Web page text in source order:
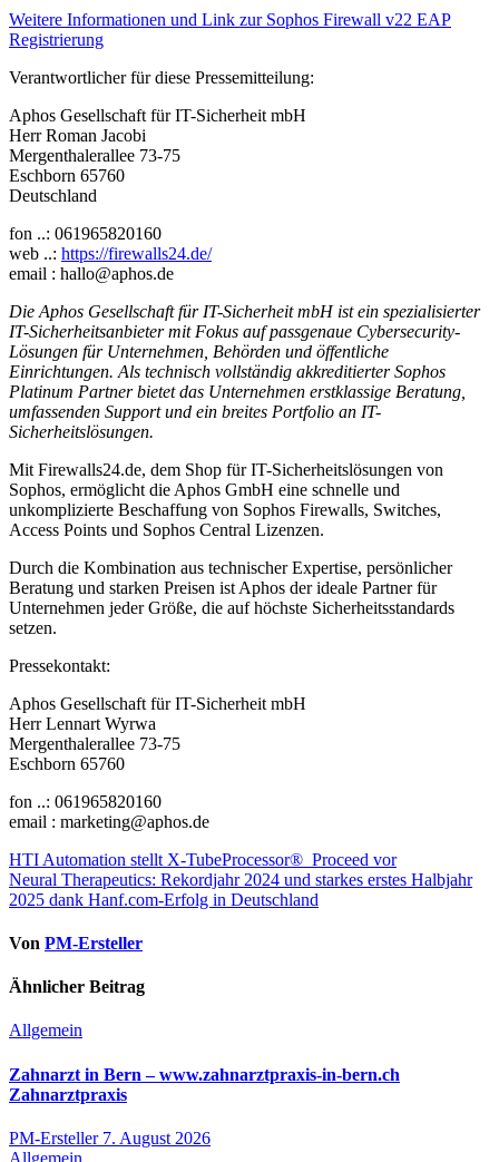
Weitere Informationen und Link zur Sophos Firewall v22 EAP
Registrierung
Verantwortlicher für diese Pressemitteilung:
Aphos Gesellschaft für IT-Sicherheit mbH
Herr Roman Jacobi
Mergenthalerallee 73-75
Eschborn 65760
Deutschland
fon ..: 061965820160
web ..: https://firewalls24.de/
email : hallo@aphos.de
Die Aphos Gesellschaft für IT-Sicherheit mbH ist ein spezialisierter
IT-Sicherheitsanbieter mit Fokus auf passgenaue Cybersecurity-
Lösungen für Unternehmen, Behörden und öffentliche
Einrichtungen. Als technisch vollständig akkreditierter Sophos
Platinum Partner bietet das Unternehmen erstklassige Beratung,
umfassenden Support und ein breites Portfolio an IT-
Sicherheitslösungen.
Mit Firewalls24.de, dem Shop für IT-Sicherheitslösungen von
Sophos, ermöglicht die Aphos GmbH eine schnelle und
unkomplizierte Beschaffung von Sophos Firewalls, Switches,
Access Points und Sophos Central Lizenzen.
Durch die Kombination aus technischer Expertise, persönlicher
Beratung und starken Preisen ist Aphos der ideale Partner für
Unternehmen jeder Größe, die auf höchste Sicherheitsstandards
setzen.
Pressekontakt:
Aphos Gesellschaft für IT-Sicherheit mbH
Herr Lennart Wyrwa
Mergenthalerallee 73-75
Eschborn 65760
fon ..: 061965820160
email : marketing@aphos.de
Beitragsnavigation
HTI Automation stellt X-TubeProcessor®_Proceed vor
Neural Therapeutics: Rekordjahr 2024 und starkes erstes Halbjahr
2025 dank Hanf.com-Erfolg in Deutschland
Von PM-Ersteller
Ähnlicher Beitrag
Allgemein
Zahnarzt in Bern – www.zahnarztpraxis-in-bern.ch
Zahnarztpraxis
PM-Ersteller 7. August 2026
Allgemein